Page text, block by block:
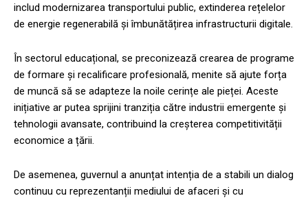
includ modernizarea transportului public, extinderea rețelelor
de energie regenerabilă și îmbunătățirea infrastructurii digitale.
În sectorul educațional, se preconizează crearea de programe
de formare și recalificare profesională, menite să ajute forța
de muncă să se adapteze la noile cerințe ale pieței. Aceste
inițiative ar putea sprijini tranziția către industrii emergente și
tehnologii avansate, contribuind la creșterea competitivității
economice a țării.
De asemenea, guvernul a anunțat intenția de a stabili un dialog
continuu cu reprezentanții mediului de afaceri și cu